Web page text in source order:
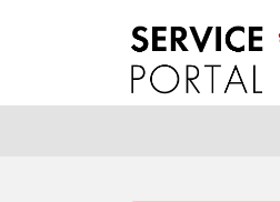
Zum Header
Zum Hauptinhalt
Zum Footer
Zum Hauptinhalt springen